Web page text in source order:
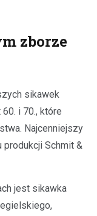
zborze
sikawek
i 70., które
Najcenniejszy
produkcji Schmit &
jest sikawka